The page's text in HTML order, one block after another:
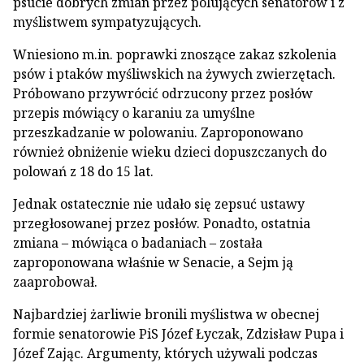
myślistwem sympatyzujących.
Wniesiono m.in. poprawki znoszące zakaz szkolenia
psów i ptaków myśliwskich na żywych zwierzętach.
Próbowano przywrócić odrzucony przez posłów
przepis mówiący o karaniu za umyślne
przeszkadzanie w polowaniu. Zaproponowano
również obniżenie wieku dzieci dopuszczanych do
polowań z 18 do 15 lat.
Jednak ostatecznie nie udało się zepsuć ustawy
przegłosowanej przez posłów. Ponadto, ostatnia
zmiana – mówiąca o badaniach – została
zaproponowana właśnie w Senacie, a Sejm ją
zaaprobował.
Najbardziej żarliwie bronili myślistwa w obecnej
formie senatorowie PiS Józef Łyczak, Zdzisław Pupa i
Józef Zając. Argumenty, których używali podczas